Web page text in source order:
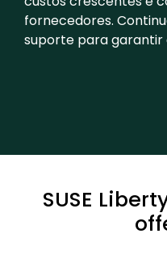
fornecedores.
suporte para garantir
SUSE